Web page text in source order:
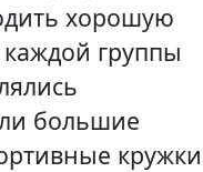
хорошую
группы
большие
кружки